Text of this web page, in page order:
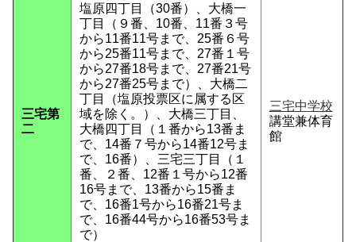
三宅第
二
塩原四丁目（30番）、大橋一
丁目（９番、10番、11番３号
から11番11号まで、25番６号
から25番11号まで、27番１号
から27番18号まで、27番21号
から27番25号まで）、大橋二
丁目（塩原投票区に属する区
域を除く。）、大橋三丁目、
大橋四丁目（１番から13番ま
で、14番７号から14番12号ま
で、16番）、三宅三丁目（１
番、２番、12番１号から12番
16号まで、13番から15番ま
で、16番1号から16番21号ま
で、16番44号から16番53号ま
で）
三宅中学校
講堂兼体育
館